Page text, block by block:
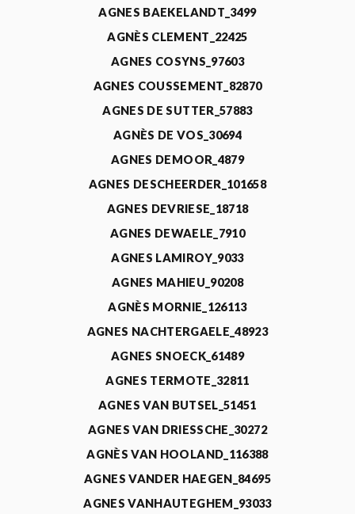
AGNES BAEKELANDT_3499
AGNÈS CLEMENT_22425
AGNES COSYNS_97603
AGNES COUSSEMENT_82870
AGNES DE SUTTER_57883
AGNÈS DE VOS_30694
AGNES DEMOOR_4879
AGNES DESCHEERDER_101658
AGNES DEVRIESE_18718
AGNES DEWAELE_7910
AGNES LAMIROY_9033
AGNES MAHIEU_90208
AGNÈS MORNIE_126113
AGNES NACHTERGAELE_48923
AGNES SNOECK_61489
AGNES TERMOTE_32811
AGNES VAN BUTSEL_51451
AGNES VAN DRIESSCHE_30272
AGNÈS VAN HOOLAND_116388
AGNES VANDER HAEGEN_84695
AGNES VANHAUTEGHEM_93033